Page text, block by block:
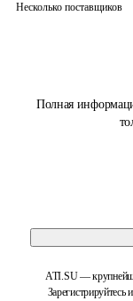
Полная
ATI.SU —
Зарегистрируйтесь
Несколько поставщиков